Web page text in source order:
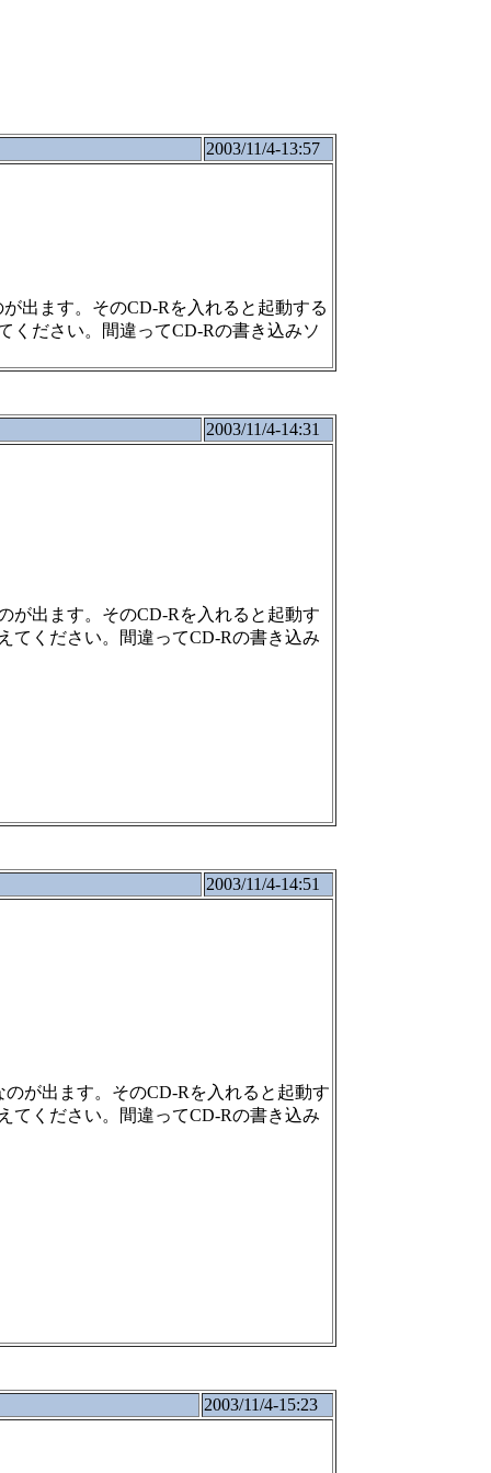
2003/11/4-13:57
出ます。そのCD-Rを入れると起動する
ください。間違ってCD-Rの書き込みソ
2003/11/4-14:31
が出ます。そのCD-Rを入れると起動す
てください。間違ってCD-Rの書き込み
2003/11/4-14:51
が出ます。そのCD-Rを入れると起動す
てください。間違ってCD-Rの書き込み
2003/11/4-15:23